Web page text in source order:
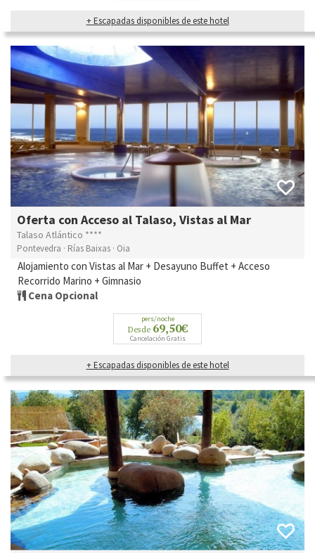
+ Escapadas disponibles de este hotel
Oferta con Acceso al Talaso, Vistas al Mar
Talaso Atlántico ****
Pontevedra · Rías Baixas · Oia
Alojamiento con Vistas al Mar + Desayuno Buffet + Acceso
Recorrido Marino + Gimnasio
Cena Opcional
pers/noche
Desde 69,50€
Cancelación Gratis
+ Escapadas disponibles de este hotel